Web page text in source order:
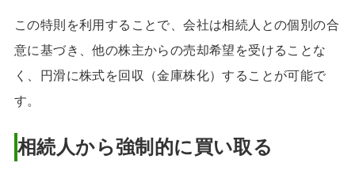
この特則を利用することで、会社は相続人との個別の合
意に基づき、他の株主からの売却希望を受けることな
く、円滑に株式を回収（金庫株化）することが可能で
す。
相続人から強制的に買い取る